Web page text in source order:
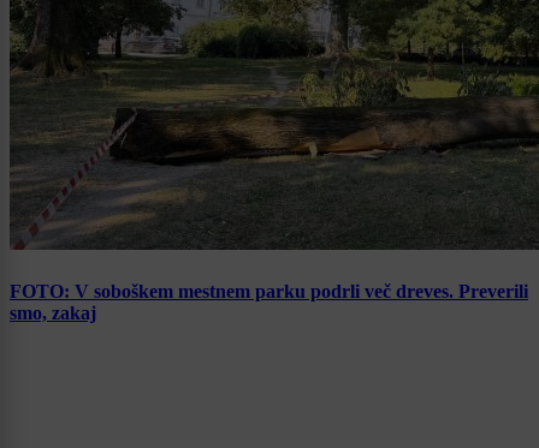
FOTO: V soboškem mestnem parku podrli več dreves. Preverili
smo, zakaj